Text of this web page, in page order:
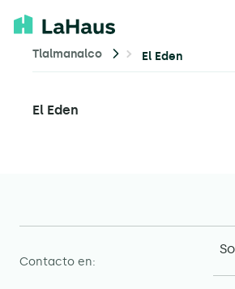
Tlalmanalco El Eden
El Eden
Contacto en: